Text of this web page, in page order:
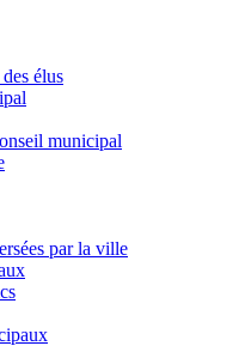
élus
municipal
par la ville